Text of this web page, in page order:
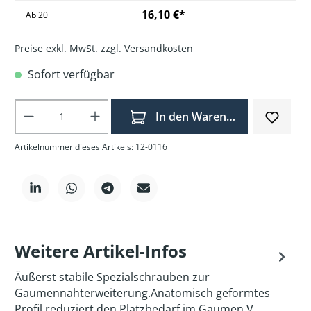
Ab20 16,10 €*
Preise exkl. MwSt. zzgl. Versandkosten
Sofort verfügbar
Produkt Anzahl: Gib den gewünschten
In den Warenkorb
Artikelnummer dieses Artikels: 12-0116
Weitere Artikel-Infos
Äußerst stabile Spezialschrauben zur
Gaumennahterweiterung.Anatomisch geformtes